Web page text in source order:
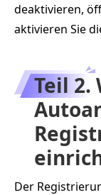
deaktivieren,
aktivieren Sie
Teil 2.
Der